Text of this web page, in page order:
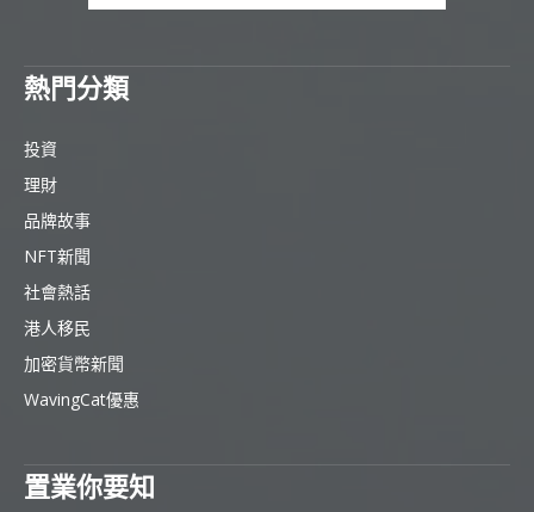
熱門分類
投資
理財
品牌故事
NFT新聞
社會熱話
港人移民
加密貨幣新聞
WavingCat優惠
置業你要知